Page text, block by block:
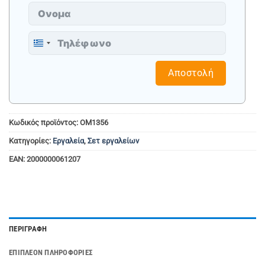
Greece
Αποστολή
Κωδικός προϊόντος: OM1356
Κατηγορίες: Εργαλεία, Σετ εργαλείων
EAN: 2000000061207
ΠΕΡΙΓΡΑΦΉ
ΕΠΙΠΛΈΟΝ ΠΛΗΡΟΦΟΡΊΕΣ